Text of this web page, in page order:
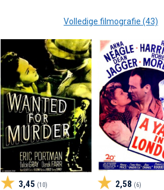
Volledige filmografie (43)
3,45 (10) 2,58 (6)